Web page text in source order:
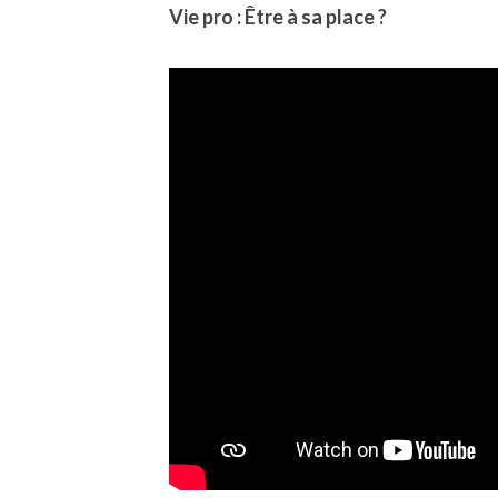
Vie pro : Être à sa place ?